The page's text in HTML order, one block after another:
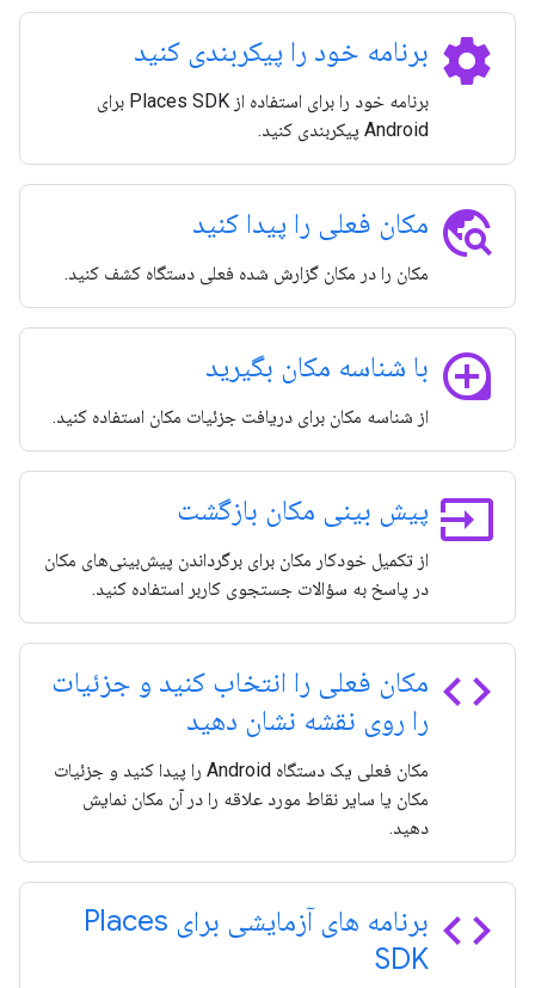
settings برنامه خود را پیکربندی کنید
برنامه خود را برای استفاده از Places SDK برای
Android پیکربندی کنید.
travel_explore مکان فعلی را پیدا کنید
مکان را در مکان گزارش شده فعلی دستگاه کشف کنید.
loupe با شناسه مکان بگیرید
از شناسه مکان برای دریافت جزئیات مکان استفاده کنید.
input پیش بینی مکان بازگشت
از تکمیل خودکار مکان برای برگرداندن پیش‌بینی‌های مکان
در پاسخ به سؤالات جستجوی کاربر استفاده کنید.
code مکان فعلی را انتخاب کنید و جزئیات
را روی نقشه نشان دهید
مکان فعلی یک دستگاه Android را پیدا کنید و جزئیات
مکان یا سایر نقاط مورد علاقه را در آن مکان نمایش
دهید.
code
برنامه های آزمایشی برای Places
SDK